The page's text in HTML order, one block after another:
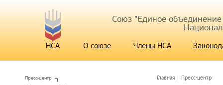
Союз "Единое
НСА О союзе Члены НСА
Главная | Пресс-центр
Пресс-центр